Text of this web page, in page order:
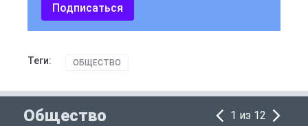
Подписаться
Теги: ОБЩЕСТВО
Общество 1 из 12